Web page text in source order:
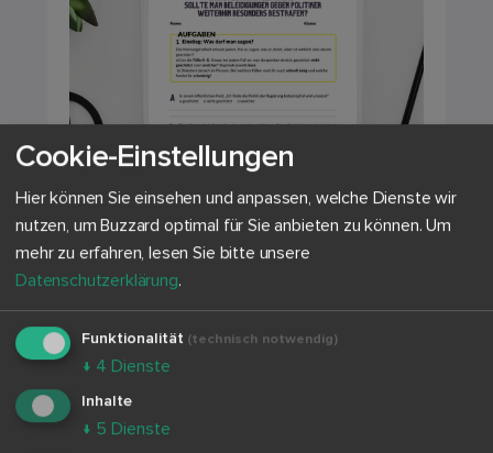
|Politik & Gesellschaft
Lackaffe, Lügenfritze, Pinocchio:
Sollte man Beleidigungen gegen
Politiker weiterhin besonders
bestrafen?
Sekundarstufe I - II
Cookie-Einstellungen
Hier können Sie einsehen und anpassen, welche Dienste wir
nutzen, um Buzzard optimal für Sie anbieten zu können. Um
mehr zu erfahren, lesen Sie bitte unsere
Datenschutzerklärung.
Funktionalität (technisch notwendig)
↓ 4 Dienste
Inhalte
↓ 5 Dienste